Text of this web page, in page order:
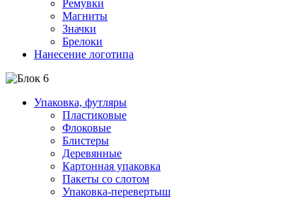
Ремувки
Магниты
Значки
Брелоки
Нанесение логотипа
Упаковка, футляры
Пластиковые
Флоковые
Блистеры
Деревянные
Картонная упаковка
Пакеты со слотом
Упаковка-перевертыш